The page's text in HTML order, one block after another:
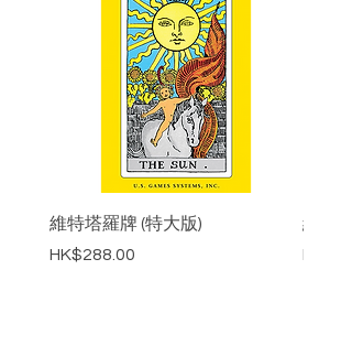
維特塔羅牌 (特大版)
價格
HK$288.00
維特
價格